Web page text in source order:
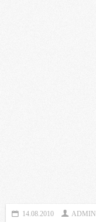
14.08.2010 ADMIN